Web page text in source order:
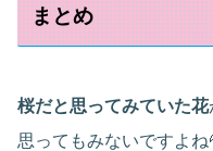
まとめ
桜だと思ってみていた花
思ってもみないですよね